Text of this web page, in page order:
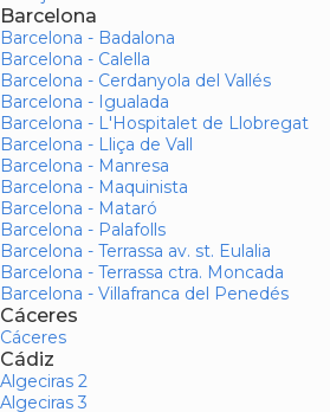
Barcelona
Barcelona - Badalona
Barcelona - Calella
Barcelona - Cerdanyola del Vallés
Barcelona - Igualada
Barcelona - L'Hospitalet de Llobregat
Barcelona - Lliça de Vall
Barcelona - Manresa
Barcelona - Maquinista
Barcelona - Mataró
Barcelona - Palafolls
Barcelona - Terrassa av. st. Eulalia
Barcelona - Terrassa ctra. Moncada
Barcelona - Villafranca del Penedés
Cáceres
Cáceres
Cádiz
Algeciras 2
Algeciras 3